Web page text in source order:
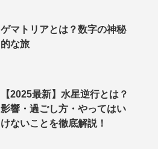
ゲマトリアとは？数字の神秘
的な旅
【2025最新】水星逆行とは？
影響・過ごし方・やってはい
けないことを徹底解説！